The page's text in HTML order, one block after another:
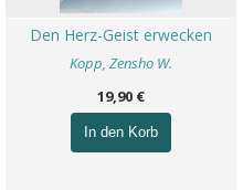
Den Herz-Geist erwecken
Kopp, Zensho W.
19,90 €
In den Korb